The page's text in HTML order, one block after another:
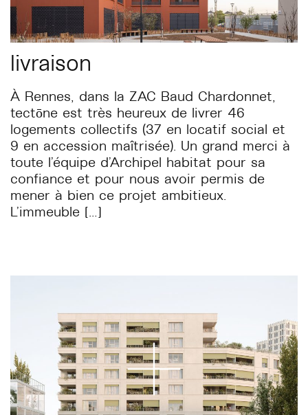
livraison
À Rennes, dans la ZAC Baud Chardonnet,
tectōne est très heureux de livrer 46
logements collectifs (37 en locatif social et
9 en accession maîtrisée). Un grand merci à
toute l’équipe d’Archipel habitat pour sa
confiance et pour nous avoir permis de
mener à bien ce projet ambitieux.
L’immeuble […]